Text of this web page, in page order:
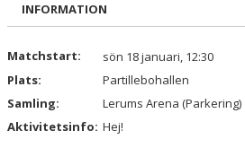
KALENDER
VÅRA LAG & LEDARE
MATCHER
INFORMATION
Matchstart:
sön 18 januari, 12:30
Plats:
Partillebohallen
Samling:
Lerums Arena (Parkering)
Aktivitetsinfo: Hej!